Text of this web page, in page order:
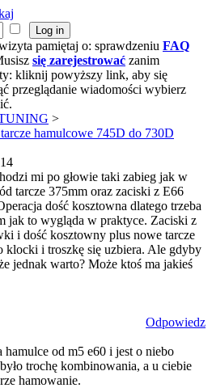
pamiętaj o: sprawdzeniu FAQ
się zarejestrować zanim
kliknij powyższy link, aby się
przeglądanie wiadomości wybierz
>
hamulcowe 745D do 730D
mi po głowie taki zabieg jak w
tarcze 375mm oraz zaciski z E66
dość kosztowna dlatego trzeba
jak to wygląda w praktyce. Zaciski z
i dość kosztowny plus nowe tarcze
klocki i troszkę się uzbiera. Ale gdyby
jednak warto? Może ktoś ma jakieś
Odpowiedz
hamulce od m5 e60 i jest o niebo
trochę kombinowania, a u ciebie
hamowanie.